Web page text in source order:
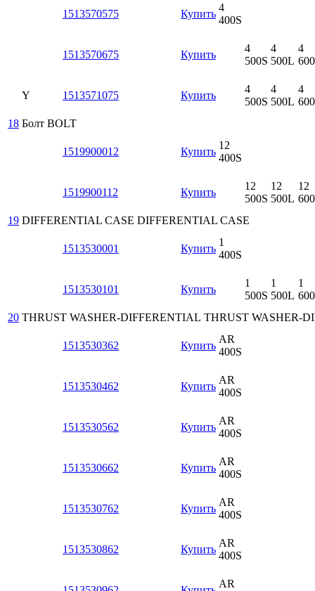
1513570575 Купить
4
400S
1513570675 Купить
4
500S
4
500L
4
Y 1513571075 Купить
4
500S
4
500L
4
18 Болт BOLT
1519900012 Купить
12
400S
1519900112 Купить
12
500S
12
500L
12
19 DIFFERENTIAL CASE DIFFERENTIAL CASE
1513530001 Купить
1
400S
1513530101 Купить
1
500S
1
500L
1
20 THRUST WASHER-DIFFERENTIAL THRUST WASHER-
1513530362 Купить
AR
400S
1513530462 Купить
AR
400S
1513530562 Купить
AR
400S
1513530662 Купить
AR
400S
1513530762 Купить
AR
400S
1513530862 Купить
AR
400S
AR